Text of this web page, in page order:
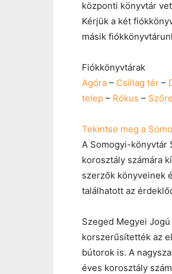
központi könyvtár
Kérjük a két
másik
Fiókkönyvtárak
Agóra – Csillag tér –
telep – Rókus –
Tekintse meg a
A Somogyi-könyvtár
korosztály számára
szerzők könyveinek
találhatott az
Szeged Megyei
korszerűsítették az
bútorok is. A
éves korosztály